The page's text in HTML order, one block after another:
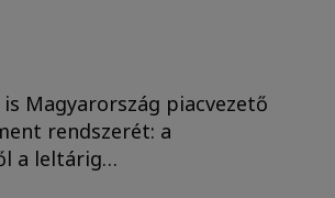
Magyarország piacvezető
rendszerét: a
a leltárig…